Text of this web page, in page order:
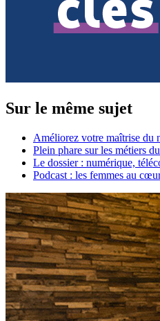
Sur le même sujet
Améliorez votre maîtrise du
Plein phare sur les métiers
Le dossier : numérique,
Podcast : les femmes au